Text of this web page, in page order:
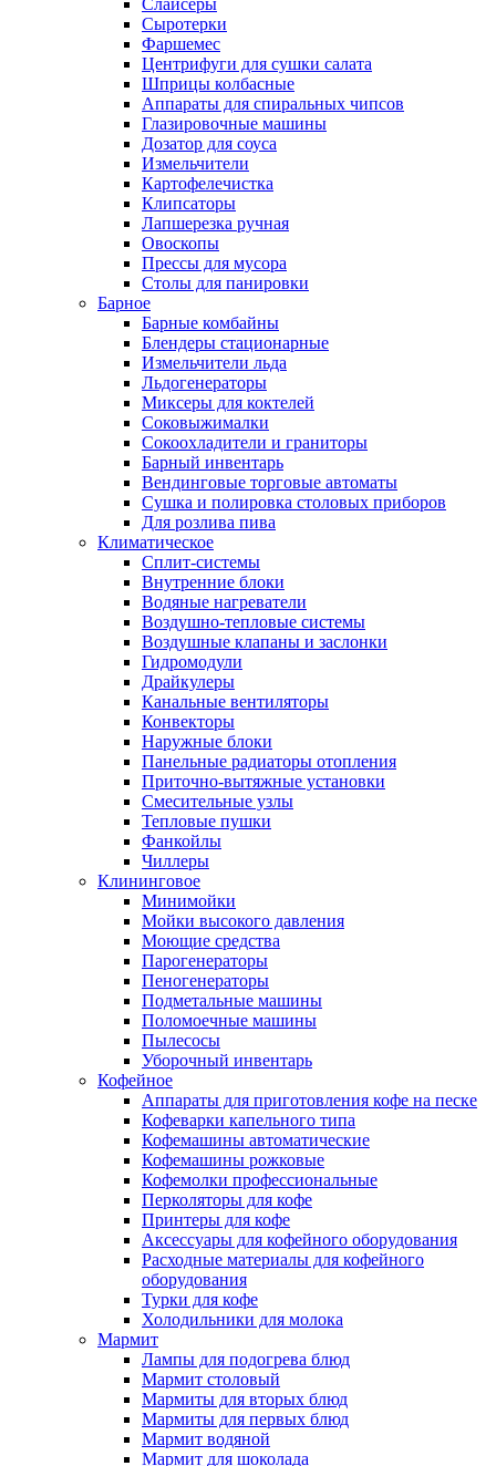
Слайсеры
Сыротерки
Фаршемес
Центрифуги для сушки салата
Шприцы колбасные
Аппараты для спиральных чипсов
Глазировочные машины
Дозатор для соуса
Измельчители
Картофелечистка
Клипсаторы
Лапшерезка ручная
Овоскопы
Прессы для мусора
Столы для панировки
Барное
Барные комбайны
Блендеры стационарные
Измельчители льда
Льдогенераторы
Миксеры для коктелей
Соковыжималки
Сокоохладители и граниторы
Барный инвентарь
Вендинговые торговые автоматы
Сушка и полировка столовых приборов
Для розлива пива
Климатическое
Сплит-системы
Внутренние блоки
Водяные нагреватели
Воздушно-тепловые системы
Воздушные клапаны и заслонки
Гидромодули
Драйкулеры
Канальные вентиляторы
Конвекторы
Наружные блоки
Панельные радиаторы отопления
Приточно-вытяжные установки
Смесительные узлы
Тепловые пушки
Фанкойлы
Чиллеры
Клининговое
Минимойки
Мойки высокого давления
Моющие средства
Парогенераторы
Пеногенераторы
Подметальные машины
Поломоечные машины
Пылесосы
Уборочный инвентарь
Кофейное
Аппараты для приготовления кофе на песке
Кофеварки капельного типа
Кофемашины автоматические
Кофемашины рожковые
Кофемолки профессиональные
Перколяторы для кофе
Принтеры для кофе
Аксессуары для кофейного оборудования
Расходные материалы для кофейного
оборудования
Турки для кофе
Холодильники для молока
Мармит
Лампы для подогрева блюд
Мармит столовый
Мармиты для вторых блюд
Мармиты для первых блюд
Мармит водяной
Мармит для шоколада